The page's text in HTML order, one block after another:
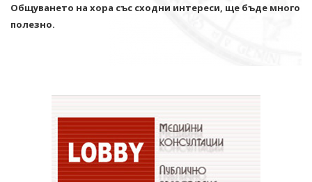
Общуването на хора със сходни интереси, ще бъде много
полезно.